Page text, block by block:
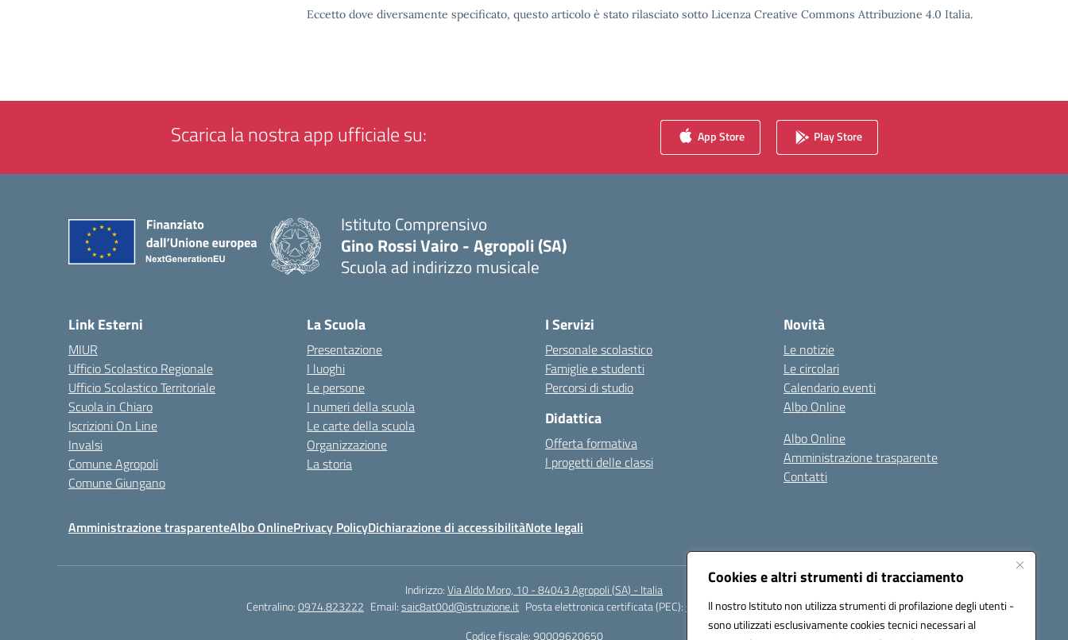
Cookies e altri strumenti di tracciamento
Il nostro Istituto non utilizza strumenti di profilazione degli utenti -
sono utilizzati esclusivamente cookies tecnici necessari al
Eccetto dove diversamente specificato, questo articolo è stato rilasciato sotto Licenza Creative Commons Attribuzione 4.0 Italia.
Scarica la nostra app ufficiale su: App Store Play Store
Istituto Comprensivo
Gino Rossi Vairo - Agropoli (SA)
Scuola ad indirizzo musicale
Link Esterni
MIUR
Ufficio Scolastico Regionale
Ufficio Scolastico Territoriale
Scuola in Chiaro
Iscrizioni On Line
Invalsi
Comune Agropoli
Comune Giungano
La Scuola
Presentazione
I luoghi
Le persone
I numeri della scuola
Le carte della scuola
Organizzazione
La storia
I Servizi
Personale scolastico
Famiglie e studenti
Percorsi di studio
Didattica
Offerta formativa
I progetti delle classi
Novità
Le notizie
Le circolari
Calendario eventi
Albo Online
Albo Online
Amministrazione trasparente
Contatti
Amministrazione trasparenteAlbo OnlinePrivacy PolicyDichiarazione di accessibilitàNote legali
Indirizzo:Via Aldo Moro, 10 - 84043 Agropoli (SA) - Italia
Centralino:0974.823222 Email:saic8at00d@istruzione.it Posta elettronica certificata (PEC):saic8at00d@pec.istruzione.it
Codice fiscale: 90009620650